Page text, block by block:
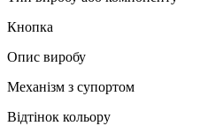
Кнопка
Опис виробу
Механізм з супортом
Відтінок кольору